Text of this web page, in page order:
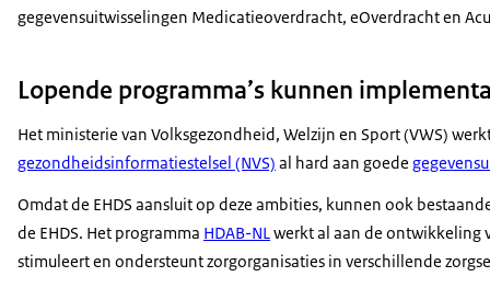
door zorgverleners en onderzoekers.
Wil je meepraten, meedenken, meedoen
of wil je meer weten over de EHDS?
Ga naar dewebsite
gegevensuitwisselingen Medicatieoverdracht, eOverdracht en
Lopende programma’s kunnen
Het ministerie van Volksgezondheid, Welzijn en Sport (VWS)
gezondheidsinformatiestelsel (NVS) al hard aan goede
Omdat de EHDS aansluit op deze ambities, kunnen ook
de EHDS. Het programma HDAB-NL werkt al aan de ontwikkeling
stimuleert en ondersteunt zorgorganisaties in verschillende